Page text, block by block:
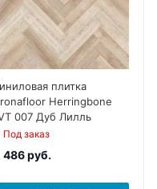
плитка
Herringbone
007 Дуб Лилль
Под заказ
486руб.